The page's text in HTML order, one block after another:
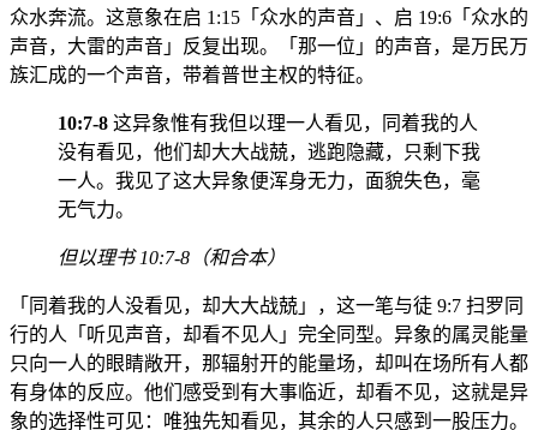
众水奔流。这意象在启 1:15「众水的声音」、启 19:6「众水的
声音，大雷的声音」反复出现。「那一位」的声音，是万民万
族汇成的一个声音，带着普世主权的特征。
10:7-8 这异象惟有我但以理一人看见，同着我的人
没有看见，他们却大大战兢，逃跑隐藏，只剩下我
一人。我见了这大异象便浑身无力，面貌失色，毫
无气力。
但以理书 10:7-8（和合本）
「同着我的人没看见，却大大战兢」，这一笔与徒 9:7 扫罗同
行的人「听见声音，却看不见人」完全同型。异象的属灵能量
只向一人的眼睛敞开，那辐射开的能量场，却叫在场所有人都
有身体的反应。他们感受到有大事临近，却看不见，这就是异
象的选择性可见：唯独先知看见，其余的人只感到一股压力。